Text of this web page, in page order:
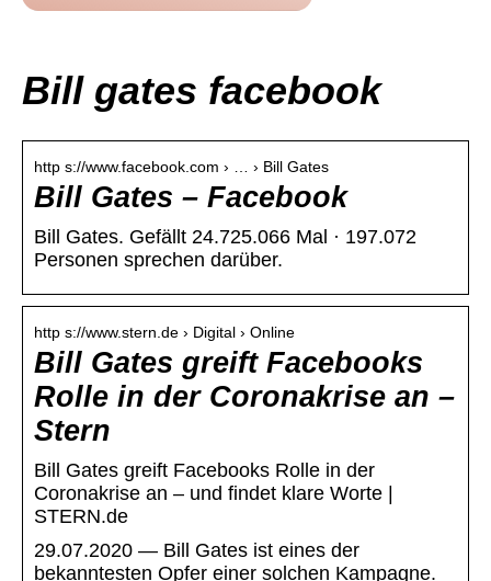
Bill gates facebook
http s://www.facebook.com › … › Bill Gates
Bill Gates – Facebook
Bill Gates. Gefällt 24.725.066 Mal · 197.072
Personen sprechen darüber.
http s://www.stern.de › Digital › Online
Bill Gates greift Facebooks
Rolle in der Coronakrise an –
Stern
Bill Gates greift Facebooks Rolle in der
Coronakrise an – und findet klare Worte |
STERN.de
29.07.2020 — Bill Gates ist eines der
bekanntesten Opfer einer solchen Kampagne.